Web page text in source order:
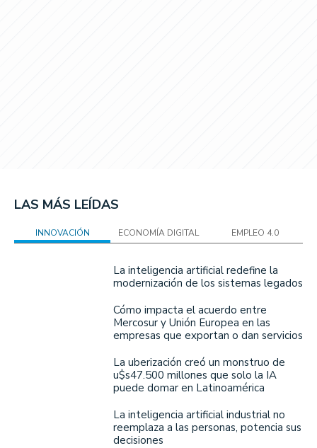
LAS MÁS LEÍDAS
INNOVACIÓN ECONOMÍA DIGITAL EMPLEO 4.0
La inteligencia artificial redefine la
modernización de los sistemas legados
Cómo impacta el acuerdo entre
Mercosur y Unión Europea en las
empresas que exportan o dan servicios
La uberización creó un monstruo de
u$s47.500 millones que solo la IA
puede domar en Latinoamérica
La inteligencia artificial industrial no
reemplaza a las personas, potencia sus
decisiones